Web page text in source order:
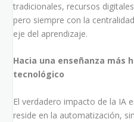
tradicionales, recursos
pero siempre con la
eje del aprendizaje.
Hacia una enseñanza más
tecnológico
El verdadero impacto de la IA
reside en la automatización,